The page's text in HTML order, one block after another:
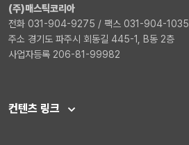
(주)매스틱코리아
전화 031-904-9275 / 팩스 031-904-1035
주소 경기도 파주시 회동길 445-1, B동 2층
사업자등록 206-81-99982
컨텐츠 링크